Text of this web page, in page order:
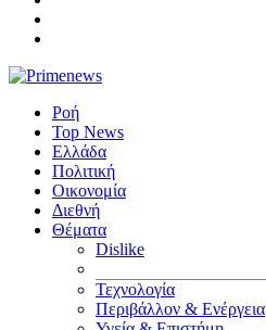
Ροή
Top News
Ελλάδα
Πολιτική
Οικονομία
Διεθνή
Θέματα
Dislike
Τεχνολογία
Περιβάλλον & Ενέργεια